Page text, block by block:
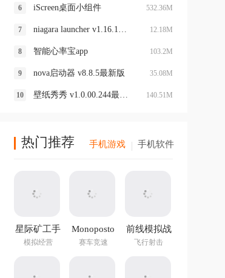
iScreen桌面小组件 532.36M
niagara launcher v1.16.15最新版 12.18M
智能心率宝app 103.2M
nova启动器 v8.8.5最新版 35.08M
壁纸秀秀 v1.0.00.244最新版 140.51M
热门推荐 手机游戏 手机软件
星际矿工手
游
模拟经营
Monoposto
最新版
赛车竞速
前线模拟战
飞行射击